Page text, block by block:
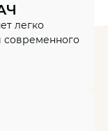
легко
современного